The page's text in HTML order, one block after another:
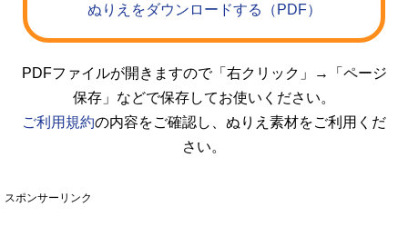
ぬりえをダウンロードする（PDF）
PDFファイルが開きますので「右クリック」→「ページ
保存」などで保存してお使いください。
ご利用規約の内容をご確認し、ぬりえ素材をご利用くだ
さい。
スポンサーリンク